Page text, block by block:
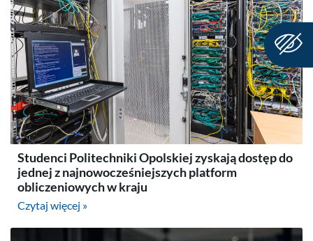
Studenci Politechniki Opolskiej zyskają dostęp do
jednej z najnowocześniejszych platform
obliczeniowych w kraju
Czytaj więcej »